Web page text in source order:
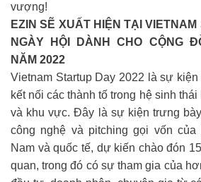
vượng!
EZIN SẼ XUẤT HIỆN TẠI
NGÀY HỘI DÀNH CHO CỘNG
NĂM 2022
Vietnam Startup Day 2022 là sự
kết nối các thành tố trong hệ sinh
và khu vực. Đây là sự kiện trưng
công nghệ và pitching gọi vốn
Nam và quốc tế, dự kiến chào đón
quan, trong đó có sự tham gia của